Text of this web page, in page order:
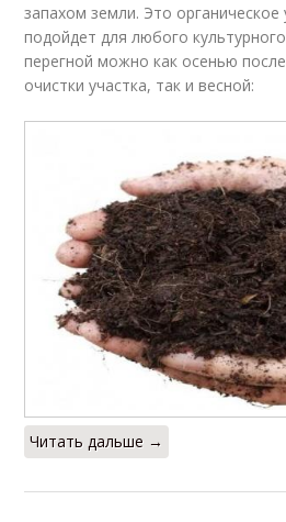
запахом земли. Это органическое
подойдет для любого
перегной можно как осенью
очистки участка, так и весной:
Читать дальше →